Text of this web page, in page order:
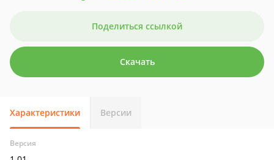
Поделиться ссылкой
Скачать
Характеристики Версии
Версия